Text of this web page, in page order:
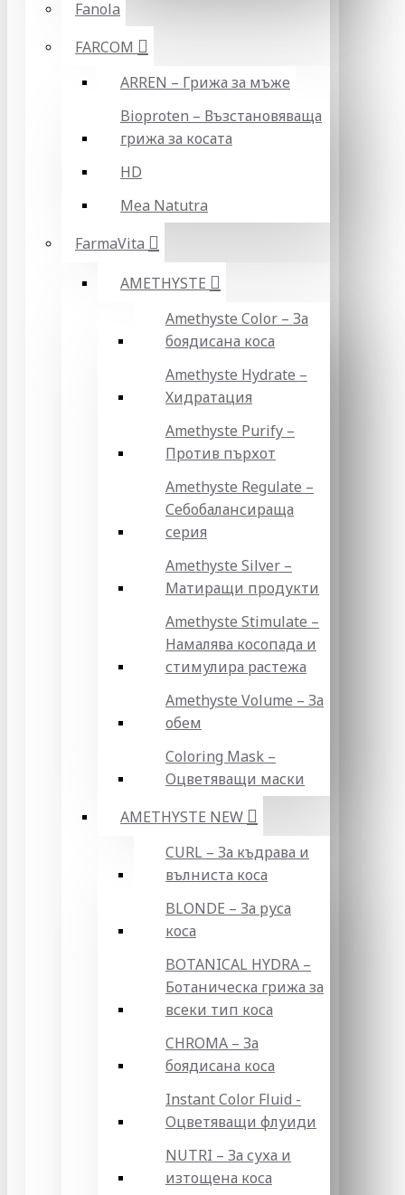
Fanola
FARCOM
ARREN – Грижа за мъже
Bioproten – Възстановяваща
грижа за косата
HD
Mea Natutra
FarmaVita
AMETHYSTE
Amethyste Color – За
боядисана коса
Amethyste Hydrate –
Хидратация
Amethyste Purify –
Против пърхот
Amethyste Regulate –
Себобалансираща
серия
Amethyste Silver –
Матиращи продукти
Amethyste Stimulate –
Намалява косопада и
стимулира растежа
Amethyste Volume – За
обем
Coloring Mask –
Оцветяващи маски
AMETHYSTE NEW
CURL – За къдрава и
вълниста коса
BLONDE – За руса
коса
BOTANICAL HYDRA –
Ботаническа грижа за
всеки тип коса
CHROMA – За
боядисана коса
Instant Color Fluid -
Оцветяващи флуиди
NUTRI – За суха и
изтощена коса